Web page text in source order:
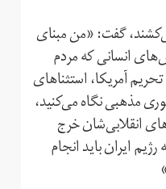
گفت: «من مبنای
انسانی که مردم
آمریکا، استثناهای
داشت. وقتی شما به ۳۹ سال تباهی دیکتاتوری مذهبی نگاه می‌کنید،
انقلابی‌شان خرج
ایران باید انجام